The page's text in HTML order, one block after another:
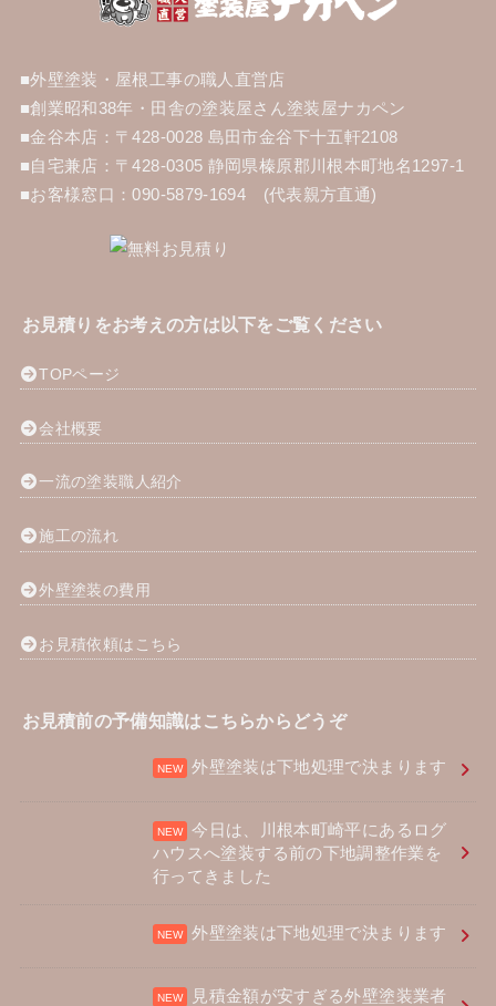
■外壁塗装・屋根工事の職人直営店
■創業昭和38年・田舎の塗装屋さん塗装屋ナカペン
■金谷本店：〒428-0028 島田市金谷下十五軒2108
■自宅兼店： 〒428-0305 静岡県榛原郡川根本町地名1297-1
■お客様窓口：090-5879-1694 (代表親方直通)
お見積りをお考えの方は以下をご覧ください
TOPページ
会社概要
一流の塗装職人紹介
施工の流れ
外壁塗装の費用
お見積依頼はこちら
お見積前の予備知識はこちらからどうぞ
外壁塗装は下地処理で決まります
今日は、川根本町崎平にあるログ
ハウスへ塗装する前の下地調整作業を
行ってきました
外壁塗装は下地処理で決まります
見積金額が安すぎる外壁塗装業者